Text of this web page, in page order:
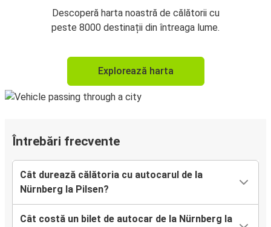
Descoperă harta noastră de călătorii cu
peste 8000 destinații din întreaga lume.
Explorează harta
Întrebări frecvente
Cât durează călătoria cu autocarul de la
Nürnberg la Pilsen?
Cât costă un bilet de autocar de la Nürnberg la